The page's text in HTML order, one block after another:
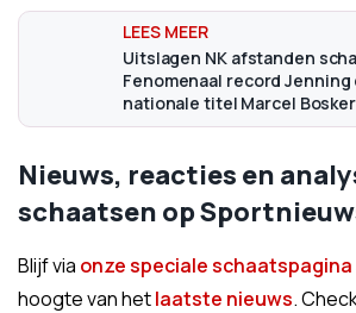
Uitslagen NK afstanden
Fenomenaal record
nationale titel Marcel Bosker
Nieuws, reacties en
schaatsen op
Blijf via onze speciale schaatspagina
hoogte van hetlaatste nieuws.